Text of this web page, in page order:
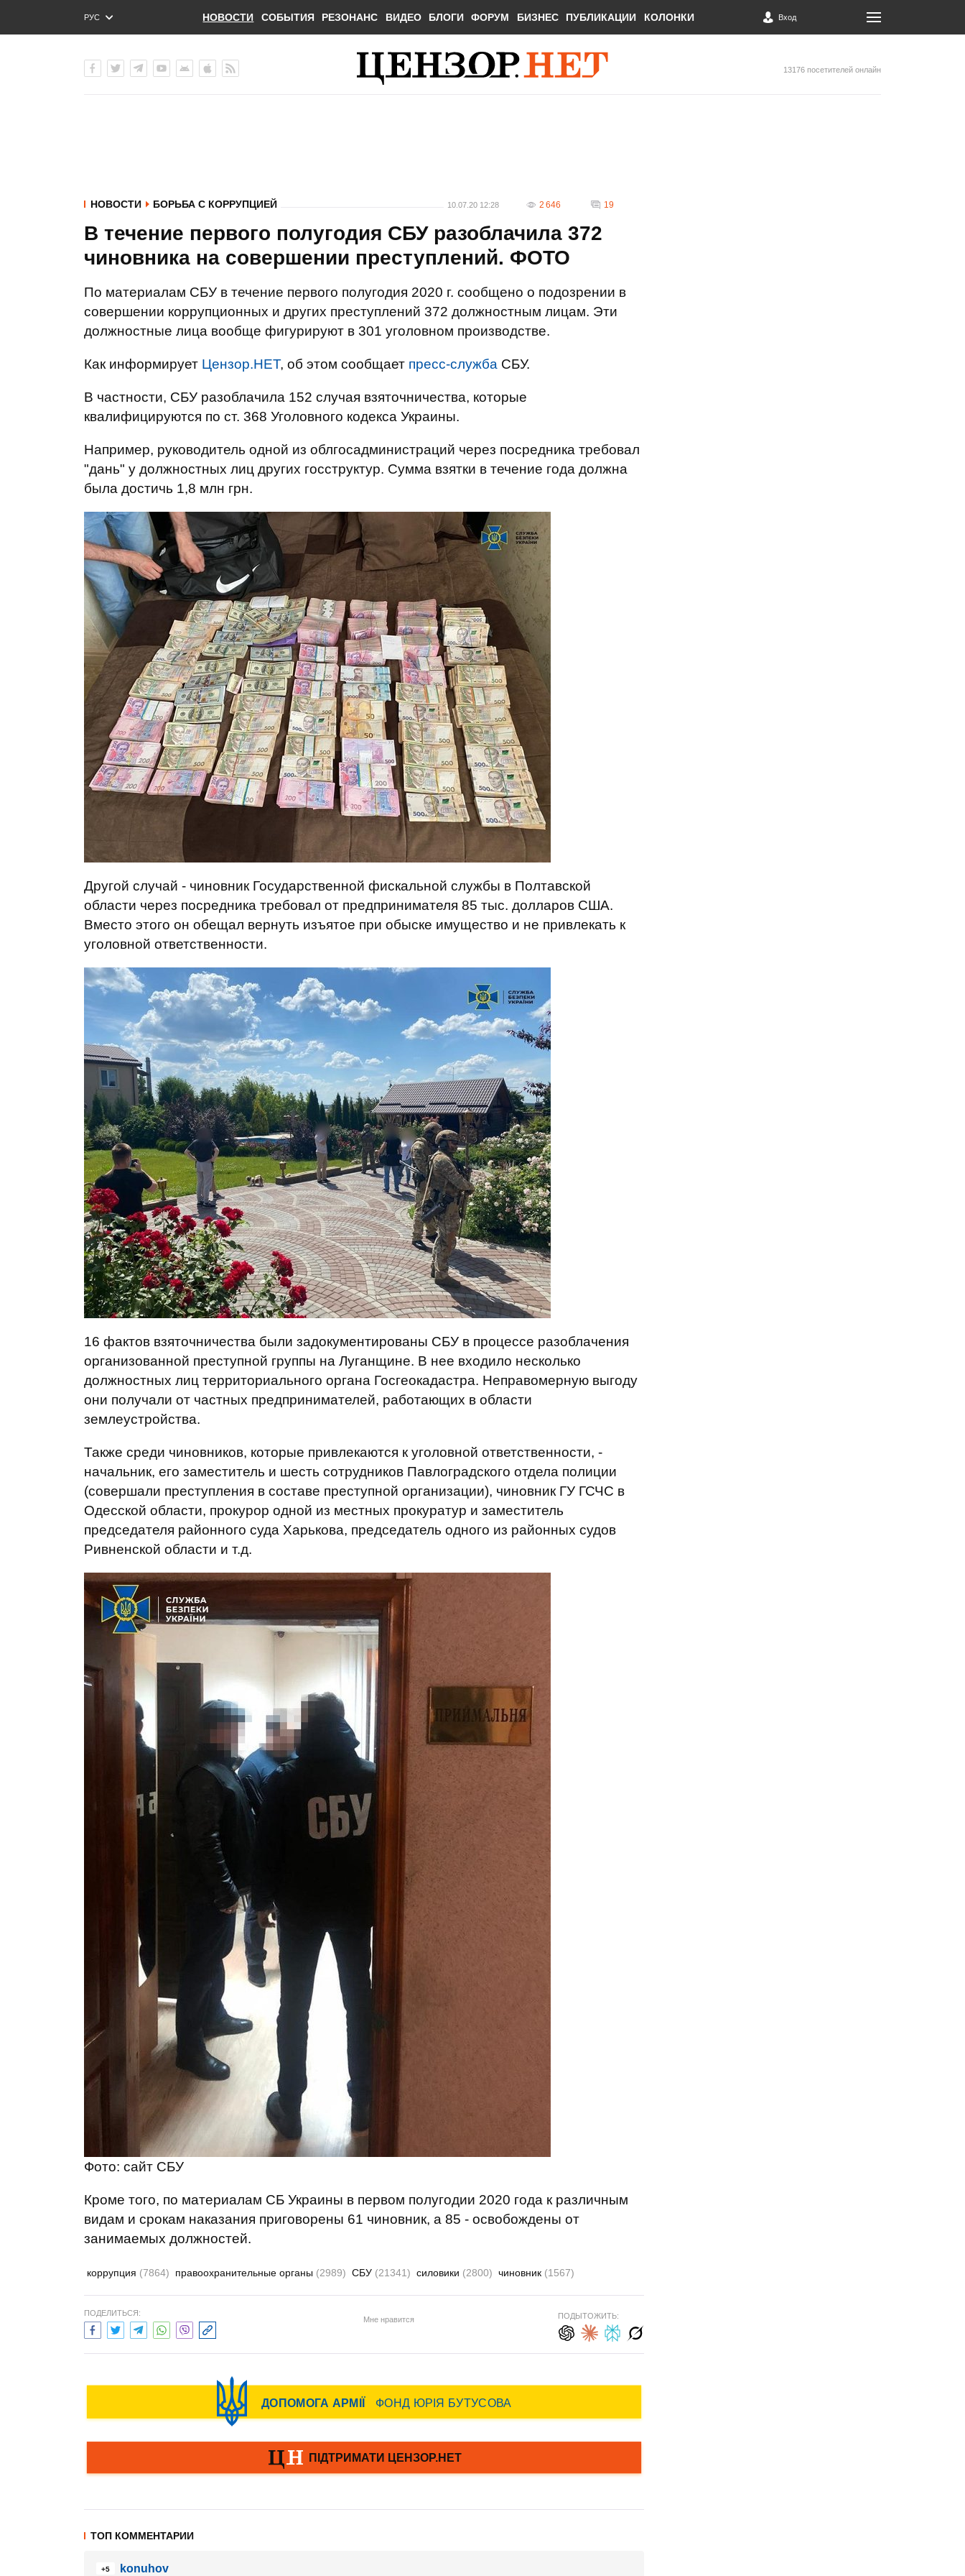
РУС
ENG
НОВОСТИ СОБЫТИЯ РЕЗОНАНС ВИДЕО БЛОГИ ФОРУМ БИЗНЕС ПУБЛИКАЦИИ КОЛОНКИ Вход
13176 посетителей онлайн
НОВОСТИ БОРЬБА С КОРРУПЦИЕЙ 10.07.20 12:28 2 646 19
В течение первого полугодия СБУ разоблачила 372
чиновника на совершении преступлений. ФОТО
По материалам СБУ в течение первого полугодия 2020 г. сообщено о подозрении в
совершении коррупционных и других преступлений 372 должностным лицам. Эти
должностные лица вообще фигурируют в 301 уголовном производстве.
Как информирует Цензор.НЕТ, об этом сообщает пресс-служба СБУ.
В частности, СБУ разоблачила 152 случая взяточничества, которые
квалифицируются по ст. 368 Уголовного кодекса Украины.
Например, руководитель одной из облгосадминистраций через посредника требовал
"дань" у должностных лиц других госструктур. Сумма взятки в течение года должна
была достичь 1,8 млн грн.
Другой случай - чиновник Государственной фискальной службы в Полтавской
области через посредника требовал от предпринимателя 85 тыс. долларов США.
Вместо этого он обещал вернуть изъятое при обыске имущество и не привлекать к
уголовной ответственности.
16 фактов взяточничества были задокументированы СБУ в процессе разоблачения
организованной преступной группы на Луганщине. В нее входило несколько
должностных лиц территориального органа Госгеокадастра. Неправомерную выгоду
они получали от частных предпринимателей, работающих в области
землеустройства.
Также среди чиновников, которые привлекаются к уголовной ответственности, -
начальник, его заместитель и шесть сотрудников Павлоградского отдела полиции
(совершали преступления в составе преступной организации), чиновник ГУ ГСЧС в
Одесской области, прокурор одной из местных прокуратур и заместитель
председателя районного суда Харькова, председатель одного из районных судов
Ривненской области и т.д.
Фото: сайт СБУ
Кроме того, по материалам СБ Украины в первом полугодии 2020 года к различным
видам и срокам наказания приговорены 61 чиновник, а 85 - освобождены от
занимаемых должностей.
коррупция (7864) правоохранительные органы (2989) СБУ (21341) силовики (2800) чиновник (1567)
ПОДЕЛИТЬСЯ:
Мне нравится ПОДЫТОЖИТЬ:
ТОП КОММЕНТАРИИ
+5 konuhov